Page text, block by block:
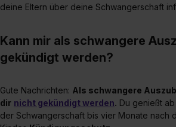
deine Eltern über deine Schwangerschaft
Kann mir als schwangere
gekündigt werden?
Gute Nachrichten: Als schwangere
dir nicht gekündigt werden. Du genießt
der Schwangerschaft bis vier Monate nach